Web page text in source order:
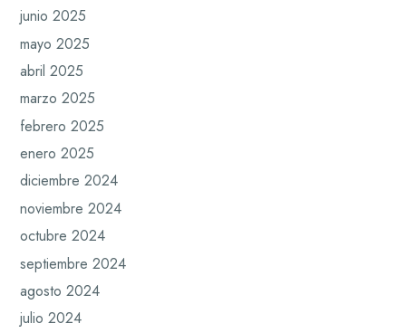
junio 2025
mayo 2025
abril 2025
marzo 2025
febrero 2025
enero 2025
diciembre 2024
noviembre 2024
octubre 2024
septiembre 2024
agosto 2024
julio 2024